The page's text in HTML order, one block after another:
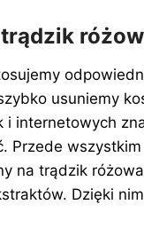
usuniemy
internetowych
na trądzik
Dzięki